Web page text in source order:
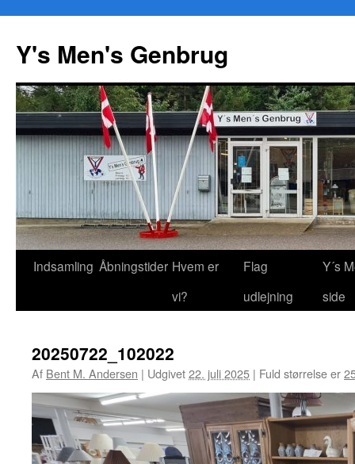
Y's Men's Genbrug
Hop
Indsamling Åbningstider Hvem er
vi?
Flag
udlejning
Y´s
side
20250722_102022
Af Bent M. Andersen | Udgivet22. juli 2025 | Fuld størrelse er